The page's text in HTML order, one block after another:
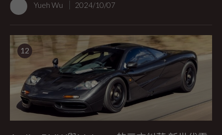
Yueh Wu 2024/10/07
12